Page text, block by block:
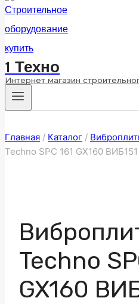
1 Техно
Интернет магазин
Главная / Каталог /
Techno SPC 161 GX160 ВИБ151
Techno
GX160